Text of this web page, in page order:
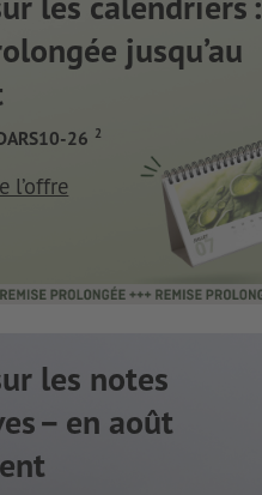
jusqu’au
26 2
l’offre
les notes
– en août